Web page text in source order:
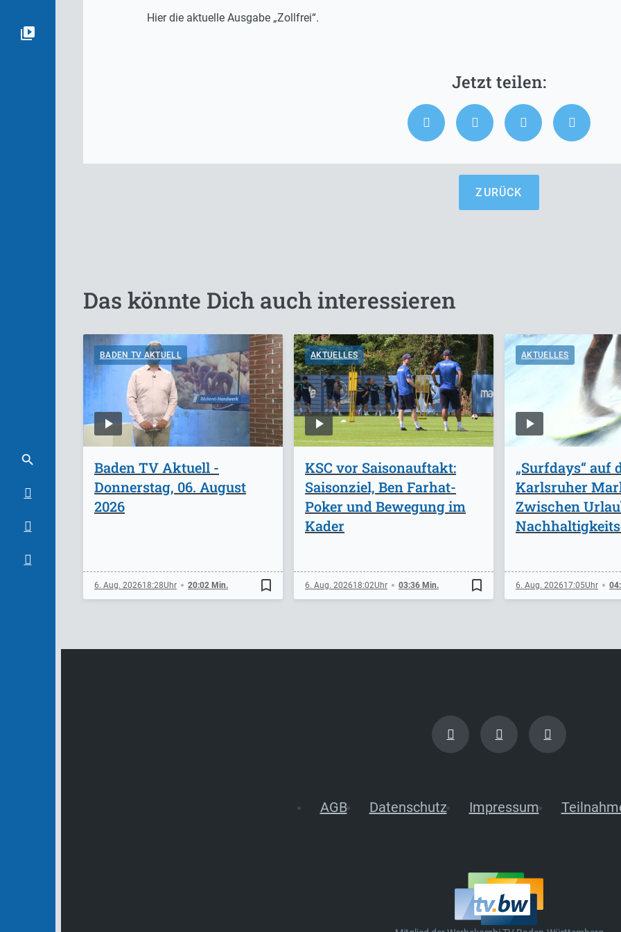
Hier die aktuelle Ausgabe „Zollfrei“.
ZURÜCK
Das könnte Dich auch interessieren
BADEN TV AKTUELL
Baden TV Aktuell -
Donnerstag, 06. August
2026
6. Aug. 202618:28 20:02 Min. bookmark_border
AKTUELLES
KSC vor Saisonauftakt:
Saisonziel, Ben Farhat-
Poker und Bewegung im
Kader
6. Aug. 202618:02 03:36 Min. bookmark_border
AKTUELLES
„Surfdays“ auf
Karlsruher
Zwischen
6. Aug. 202617:05
AGB Datenschutz Impressum